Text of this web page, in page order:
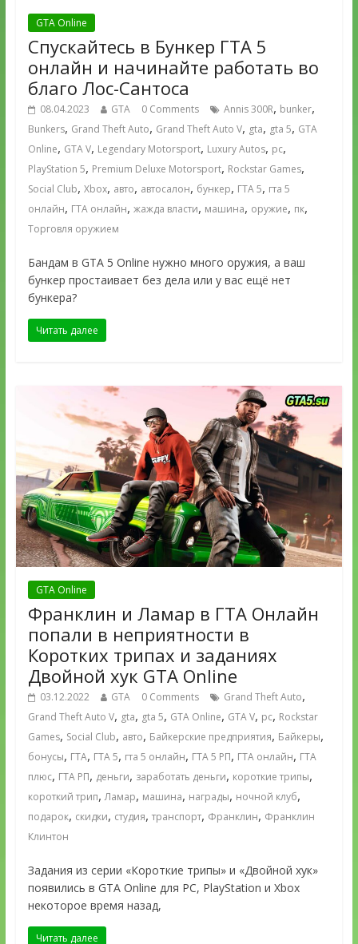
GTA Online
Спускайтесь в Бункер ГТА 5
онлайн и начинайте работать во
благо Лос-Сантоса
08.04.2023 GTA 0 Comments Annis 300R, bunker,
Bunkers, Grand Theft Auto, Grand Theft Auto V, gta, gta 5, GTA
Online, GTA V, Legendary Motorsport, Luxury Autos, pc,
PlayStation 5, Premium Deluxe Motorsport, Rockstar Games,
Social Club, Xbox, авто, автосалон, бункер, ГТА 5, гта 5
онлайн, ГТА онлайн, жажда власти, машина, оружие, пк,
Торговля оружием
Бандам в GTA 5 Online нужно много оружия, а ваш
бункер простаивает без дела или у вас ещё нет
бункера?
Читать далее
GTA Online
Франклин и Ламар в ГТА Онлайн
попали в неприятности в
Коротких трипах и заданиях
Двойной хук GTA Online
03.12.2022 GTA 0 Comments Grand Theft Auto,
Grand Theft Auto V, gta, gta 5, GTA Online, GTA V, pc, Rockstar
Games, Social Club, авто, Байкерские предприятия, Байкеры,
бонусы, ГТА, ГТА 5, гта 5 онлайн, ГТА 5 РП, ГТА онлайн, ГТА
плюс, ГТА РП, деньги, заработать деньги, короткие трипы,
короткий трип,Ламар, машина, награды, ночной клуб,
подарок, скидки, студия, транспорт, Франклин, Франклин
Клинтон
Задания из серии «Короткие трипы» и «Двойной хук»
появились в GTA Online для PC, PlayStation и Xbox
некоторое время назад,
Читать далее